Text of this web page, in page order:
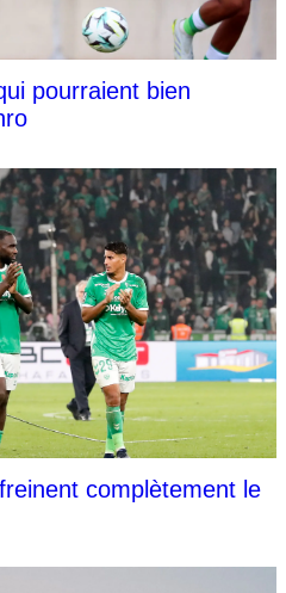
pourraient bien
complètement le